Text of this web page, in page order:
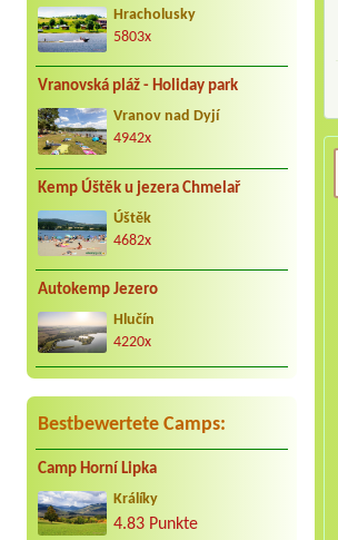
Hracholusky
5803x
Vranovská pláž - Holiday park
Vranov nad Dyjí
4942x
Kemp Úštěk u jezera Chmelař
Úštěk
4682x
Autokemp Jezero
Hlučín
4220x
Bestbewertete Camps:
Camp Horní Lipka
Králíky
4.83 Punkte